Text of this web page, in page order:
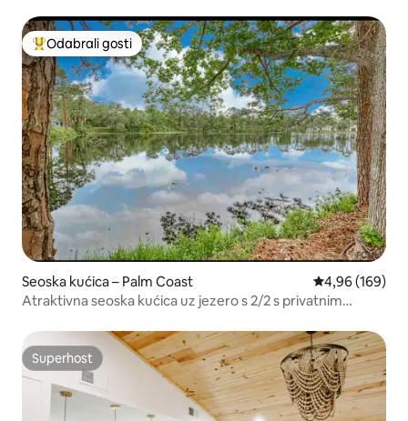
Među najviše rangiranima s oznakom „Odabrali gosti”
Odabrali gosti
Seoska kućica – Palm Coast Prosječna
4,96 (169)
Atraktivna seoska kućica uz jezero s 2/2 s privatnim
Superhost
Superhost